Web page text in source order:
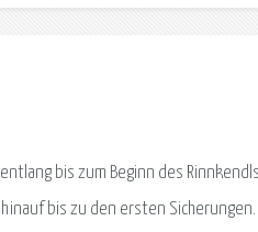
bis zum Beginn des
bis zu den ersten